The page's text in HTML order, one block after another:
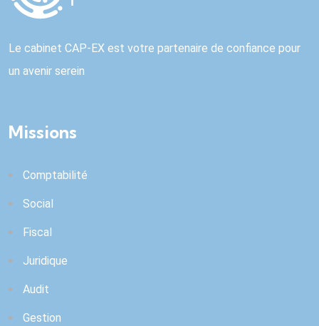
Le cabinet CAP-EX est votre partenaire de confiance pour
un avenir serein
Missions
Comptabilité
Social
Fiscal
Juridique
Audit
Gestion